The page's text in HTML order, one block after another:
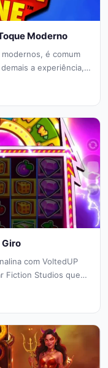
Moderno
é comum
a experiência,
Giro
com VoltedUP
Fiction Studios que